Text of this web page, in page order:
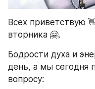
Всех приветствую
вторника 🤗.
Бодрости духа и
день, а мы сегодня
вопросу: